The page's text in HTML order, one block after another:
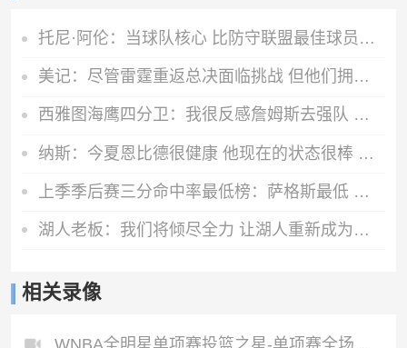
托尼·阿伦：当球队核心 比防守联盟最佳球员更难
美记：尽管雷霆重返总决面临挑战 但他们拥有SGA这位联盟最强球员
西雅图海鹰四分卫：我很反感詹姆斯去强队 人们就说他去超级球队
纳斯：今夏恩比德很健康 他现在的状态很棒 能全面投入备战
上季季后赛三分命中率最低榜：萨格斯最低 福克斯第6低 哈登第8低
湖人老板：我们将倾尽全力 让湖人重新成为总冠军球队
相关录像
WNBA全明星单项赛投篮之星-单项赛全场录像